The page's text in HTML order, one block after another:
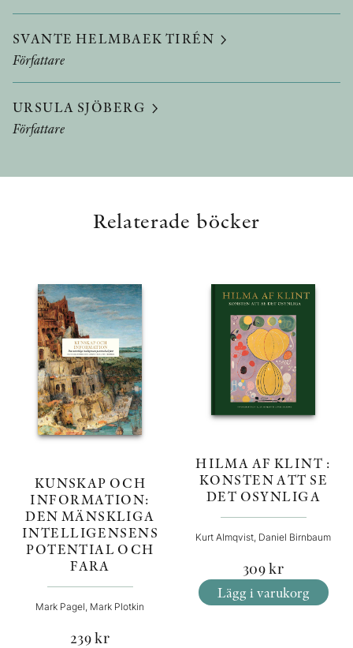
SVANTE HELMBAEK TIRÉN
Författare
URSULA SJÖBERG
Författare
Relaterade böcker
KUNSKAP OCH
INFORMATION:
DEN MÄNSKLIGA
INTELLIGENSENS
POTENTIAL OCH
FARA
Mark Pagel, Mark Plotkin
239kr
HILMA AF KLINT :
KONSTEN ATT SE
DET OSYNLIGA
Kurt Almqvist, Daniel Birnbaum
309kr
Lägg i varukorg